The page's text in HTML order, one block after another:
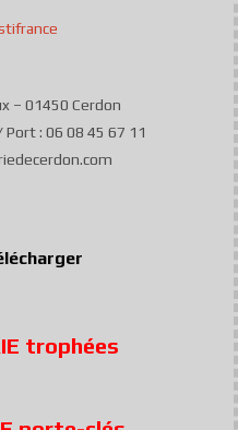
– 01450 Cerdon
Port : 06 08 45 67 11
trophées